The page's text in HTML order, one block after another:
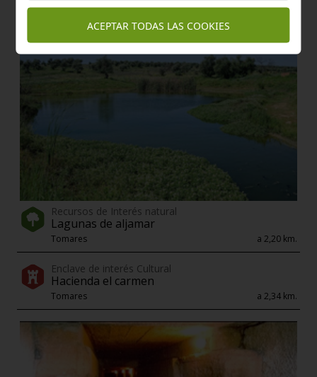
Recursos de Interés natural
Lagunas de aljamar
Tomares a 2,20 km.
Enclave de interés Cultural
Hacienda el carmen
Tomares a 2,34 km.
ACEPTAR TODAS LAS COOKIES